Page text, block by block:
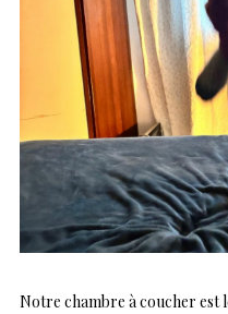
Notre chambre à coucher est